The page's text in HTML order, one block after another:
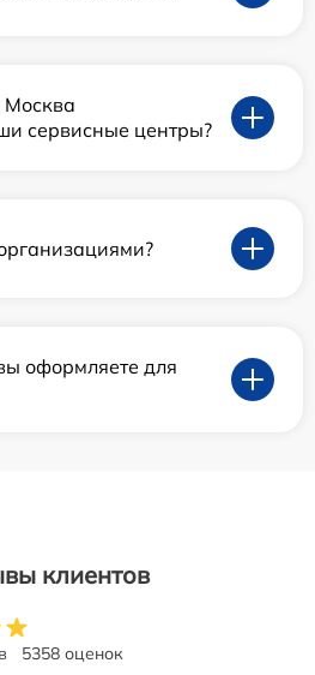
Москва
сервисные центры?
оформляете для
клиентов
5358 оценок